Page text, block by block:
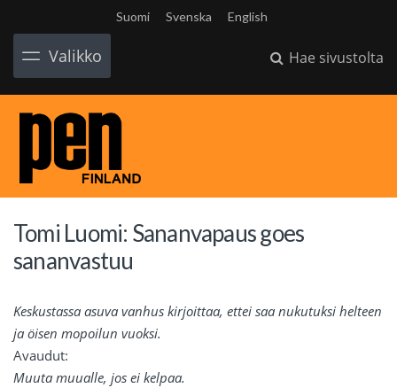
Suomi Svenska English
Valikko Hae sivustolta
Tomi Luomi: Sananvapaus goes
sananvastuu
Keskustassa asuva vanhus kirjoittaa, ettei saa nukutuksi helteen
ja öisen mopoilun vuoksi.
Avaudut:
Muuta muualle, jos ei kelpaa.